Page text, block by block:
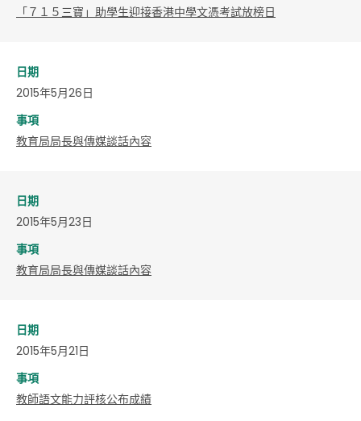
「７１５三寶」助學生迎接香港中學文憑考試放榜日
日期
2015年5月26日
事項
教育局局長與傳媒談話內容
日期
2015年5月23日
事項
教育局局長與傳媒談話內容
日期
2015年5月21日
事項
教師語文能力評核公布成績